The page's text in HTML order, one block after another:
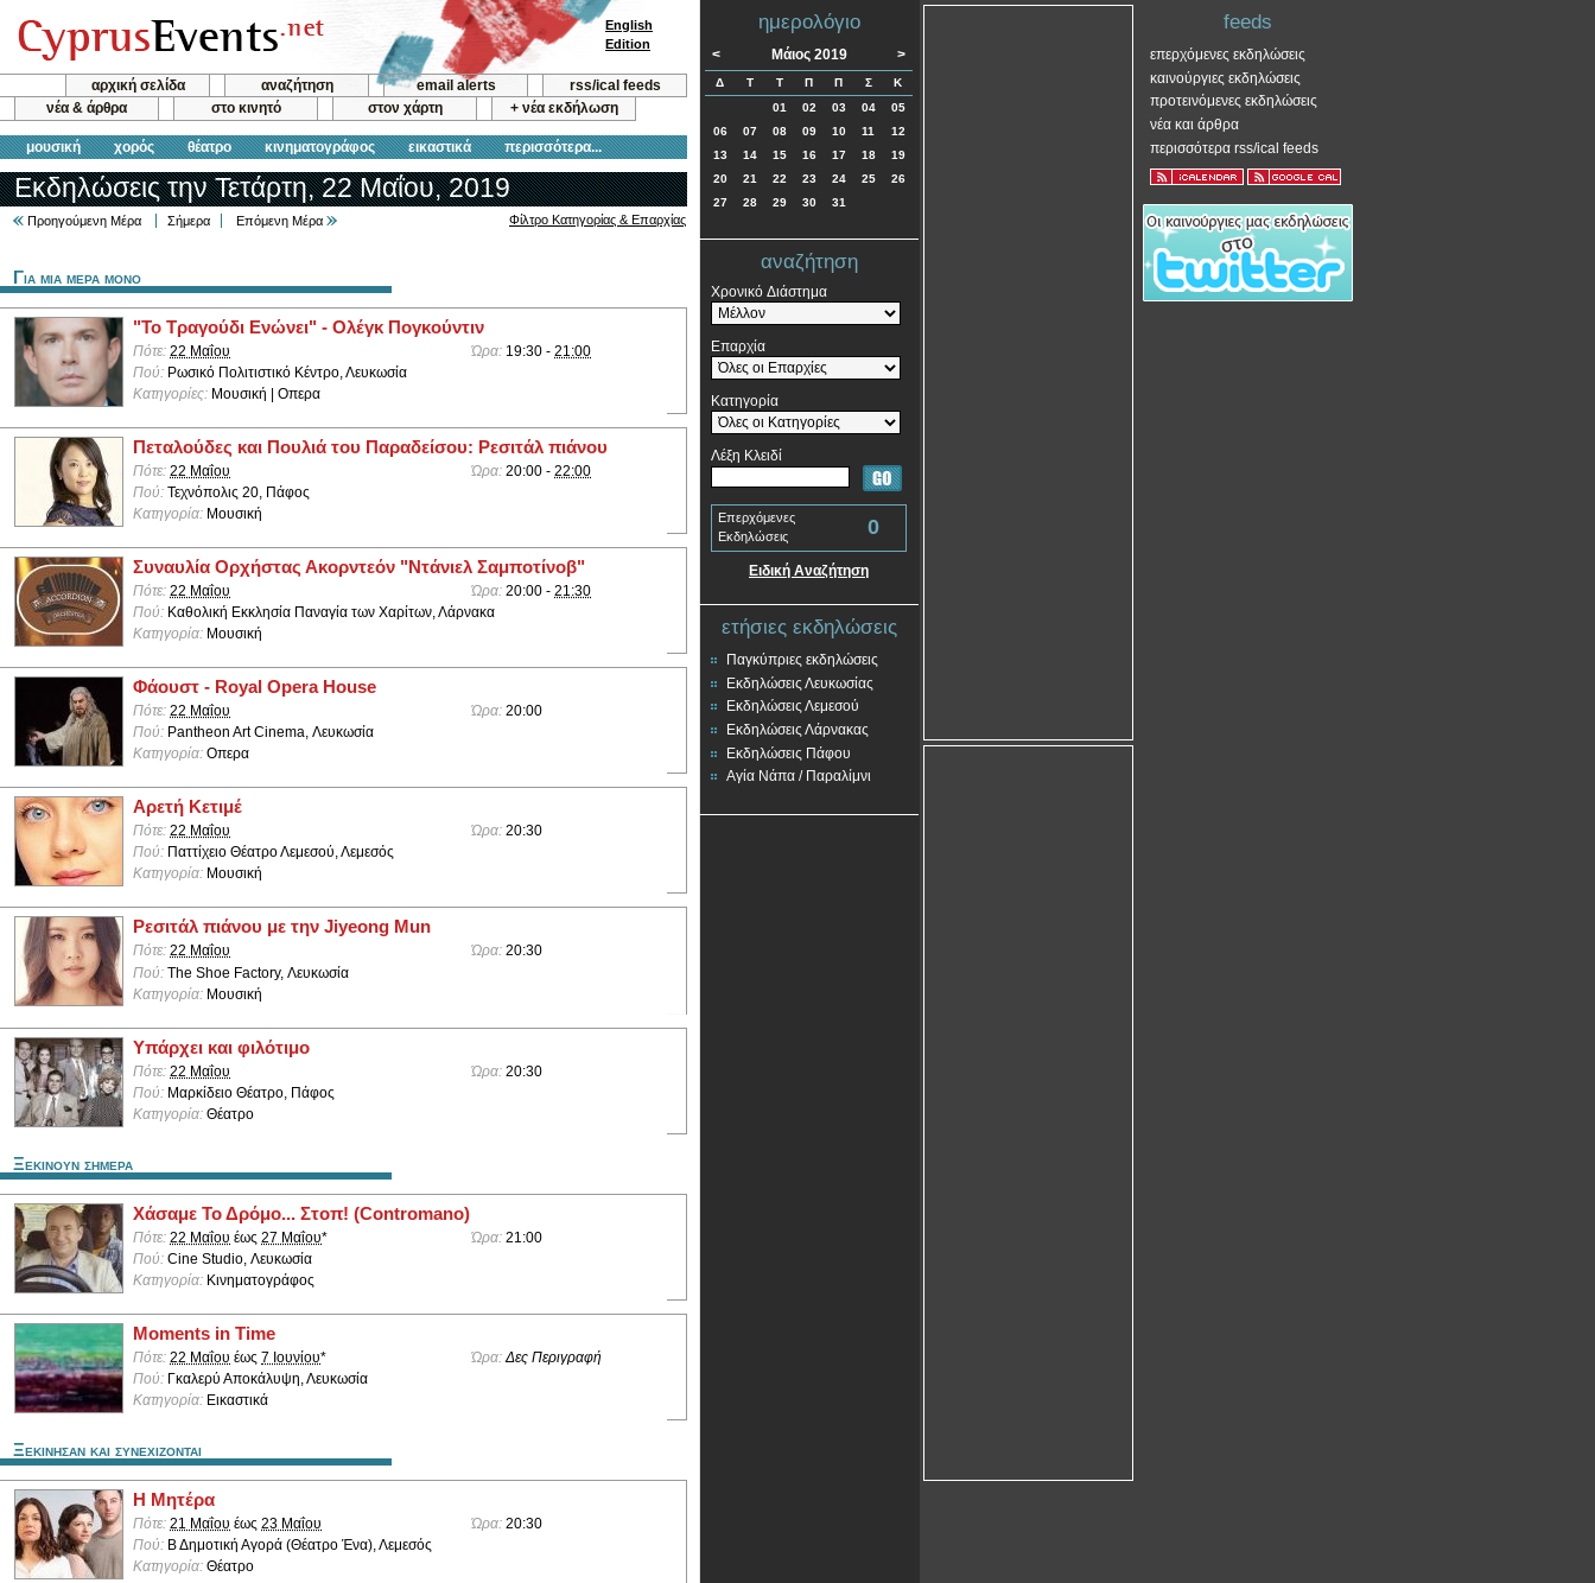
αρχική σελίδα αναζήτηση email alerts
rss/ical feeds
νέα & άρθρα
στο κινητό στον χάρτη + νέα εκδήλωση
μουσική χορός θέατρο κινηματογράφος εικαστικά περισσότερα...
English
Edition
Εκδηλώσεις την Τετάρτη, 22 Μαΐου, 2019
Προηγούμενη Μέρα Σήμερα Επόμενη Μέρα Φίλτρο Κατηγορίας & Επαρχίας
Για μια μερα μονο
"Το Τραγούδι Ενώνει" - Ολέγκ Πογκούντιν
Πότε: 22 Μαΐου Ώρα: 19:30 - 21:00
Πού: Ρωσικό Πολιτιστικό Κέντρο, Λευκωσία
Κατηγορίες: Μουσική | Οπερα
Πεταλούδες και Πουλιά του Παραδείσου: Ρεσιτάλ πιάνου
Πότε: 22 Μαΐου Ώρα: 20:00 - 22:00
Πού: Τεχνόπολις 20, Πάφος
Κατηγορία: Μουσική
Συναυλία Ορχήστας Ακορντεόν "Ντάνιελ Σαμποτίνοβ"
Πότε: 22 Μαΐου Ώρα: 20:00 - 21:30
Πού: Καθολική Εκκλησία Παναγία των Χαρίτων, Λάρνακα
Κατηγορία: Μουσική
Φάουστ - Royal Opera House
Πότε: 22 Μαΐου Ώρα: 20:00
Πού: Pantheon Art Cinema, Λευκωσία
Κατηγορία: Οπερα
Αρετή Κετιμέ
Πότε: 22 Μαΐου Ώρα: 20:30
Πού: Παττίχειο Θέατρο Λεμεσού, Λεμεσός
Κατηγορία: Μουσική
Ρεσιτάλ πιάνου με την Jiyeong Mun
Πότε: 22 Μαΐου Ώρα: 20:30
Πού: The Shoe Factory, Λευκωσία
Κατηγορία: Μουσική
Υπάρχει και φιλότιμο
Πότε: 22 Μαΐου Ώρα: 20:30
Πού: Μαρκίδειο Θέατρο, Πάφος
Κατηγορία: Θέατρο
Ξεκινουν σημερα
Χάσαμε Το Δρόμο... Στοπ! (Contromano)
Πότε: 22 Μαΐου έως 27 Μαΐου* Ώρα: 21:00
Πού: Cine Studio, Λευκωσία
Κατηγορία: Κινηματογράφος
Moments in Time
Πότε: 22 Μαΐου έως 7 Ιουνίου* Ώρα: Δες Περιγραφή
Πού: Γκαλερύ Αποκάλυψη, Λευκωσία
Κατηγορία: Εικαστικά
Ξεκινησαν και συνεχιζονται
Η Μητέρα
Πότε: 21 Μαΐου έως 23 Μαΐου Ώρα: 20:30
Πού: Β Δημοτική Αγορά (Θέατρο Ένα), Λεμεσός
Κατηγορία: Θέατρο
ημερολόγιο
< Μάιος 2019 >
Δ Τ Τ Π Π Σ
Κ
01
02 03 04
05
06
07 08 09 10 11
12
13
14 15 16 17 18
19
20
21 22 23 24 25
26
27
28 29 30 31
αναζήτηση
Χρονικό Διάστημα
Επαρχία
Κατηγορία
Λέξη Κλειδί
Επερχόμενες
Εκδηλώσεις
0
Ειδική Αναζήτηση
ετήσιες εκδηλώσεις
Παγκύπριες εκδηλώσεις
Εκδηλώσεις Λευκωσίας
Εκδηλώσεις Λεμεσού
Εκδηλώσεις Λάρνακας
Εκδηλώσεις Πάφου
Αγία Νάπα / Παραλίμνι
feeds
επερχόμενες εκδηλώσεις
καινούργιες εκδηλώσεις
προτεινόμενες εκδηλώσεις
νέα και άρθρα
περισσότερα rss/ical feeds